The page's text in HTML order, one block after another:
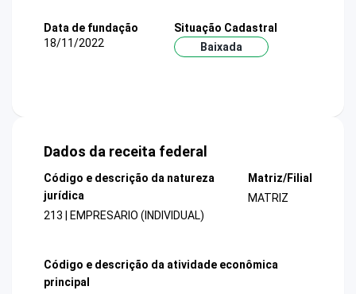
Data de fundação
18/11/2022
Situação Cadastral
Baixada
Dados da receita federal
Código e descrição da natureza
jurídica
213 | EMPRESARIO (INDIVIDUAL)
Matriz/Filial
MATRIZ
Código e descrição da atividade econômica
principal